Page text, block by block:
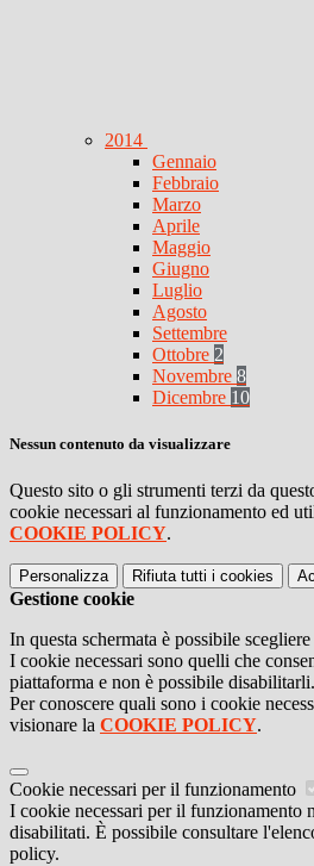
2014
Gennaio
Febbraio
Marzo
Aprile
Maggio
Giugno
Luglio
Agosto
Settembre
Ottobre 2
Novembre 8
Dicembre 10
Nessun contenuto da visualizzare
Questo sito o gli strumenti terzi da
cookie necessari al funzionamento ed
COOKIE POLICY.
Personalizza Rifiuta tutti i cookies
Gestione cookie
In questa schermata è possibile
I cookie necessari sono quelli che
piattaforma e non è possibile disabilitarli.
Per conoscere quali sono i cookie
visionare la COOKIE POLICY.
Cookie necessari per il funzionamento
I cookie necessari per il funzionamento
disabilitati. È possibile consultare
policy.